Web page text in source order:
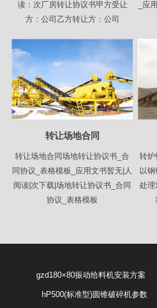
读：次厂房转让协议书甲方受让
方：公司乙方转让方：公司
_应
转让场地合同
转让场地合同场地转让协议书_合
同协议_表格模板_应用文书暂无|人
阅读|次下载|场地转让协议书_合同
协议_表格模板
转炉
以
处理
gzd180×80振动给料机安装方案
hP500(标准型)圆锥破碎机参数